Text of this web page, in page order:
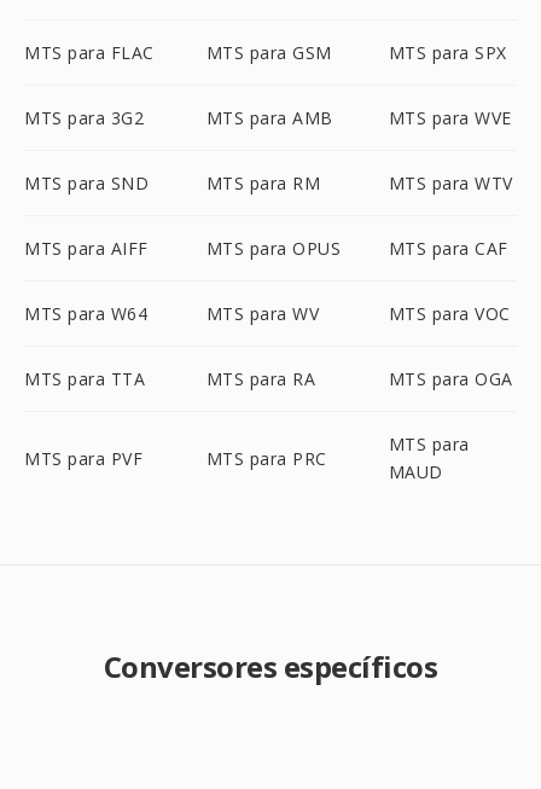
MTS para FLAC MTS para GSM MTS para SPX
MTS para 3G2 MTS para AMB MTS para WVE
MTS para SND MTS para RM MTS para WTV
MTS para AIFF MTS para OPUS MTS para CAF
MTS para W64 MTS para WV MTS para VOC
MTS para TTA MTS para RA MTS para OGA
MTS para PVF MTS para PRC
MTS para
MAUD
Conversores específicos